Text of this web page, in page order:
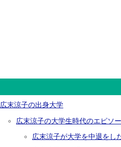
広末涼子の出身大学
広末涼子の大学生時代のエピソ
広末涼子が大学を中退をし